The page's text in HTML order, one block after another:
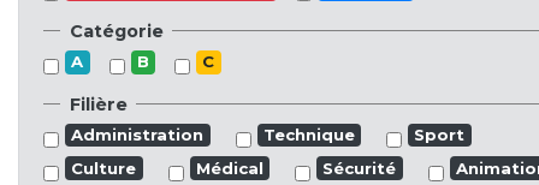
Catégorie
A B C
Filière
Administration Technique
Sport
Culture
Médical Sécurité